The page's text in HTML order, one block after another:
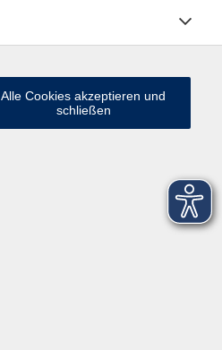
Alle Cookies akzeptieren und
schließen